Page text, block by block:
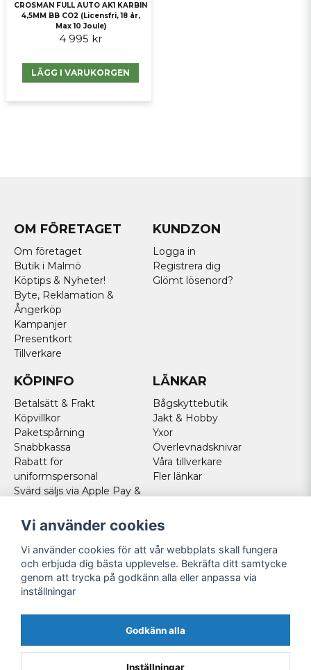
CROSMAN FULL AUTO AK1 KARBIN
4,5MM BB CO2 (Licensfri, 18 år,
Max 10 Joule)
4 995 kr
LÄGG I VARUKORGEN
OM FÖRETAGET
Om företaget
Butik i Malmö
Köptips & Nyheter!
Byte, Reklamation &
Ångerköp
Kampanjer
Presentkort
Tillverkare
KUNDZON
Logga in
Registrera dig
Glömt lösenord?
KÖPINFO
Betalsätt & Frakt
Köpvillkor
Paketspårning
Snabbkassa
Rabatt för
uniformspersonal
Svärd säljs via Apple Pay &
Norska kunder
Cookies
LÄNKAR
Bågskyttebutik
Jakt & Hobby
Yxor
Överlevnadsknivar
Våra tillverkare
Fler länkar
FÖLJ OSS
Facebook
Instagram
Youtube
Vi använder cookies
Vi använder cookies för att vår webbplats skall fungera
och erbjuda dig bästa upplevelse. Bekräfta ditt samtycke
genom att trycka på godkänn alla eller anpassa via
inställningar
Godkänn alla
Inställningar